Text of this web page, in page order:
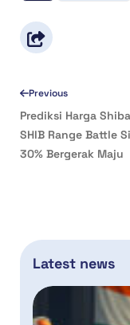
Previous
Prediksi Harga
SHIB Range Battle
30% Bergerak Maju
Latest news